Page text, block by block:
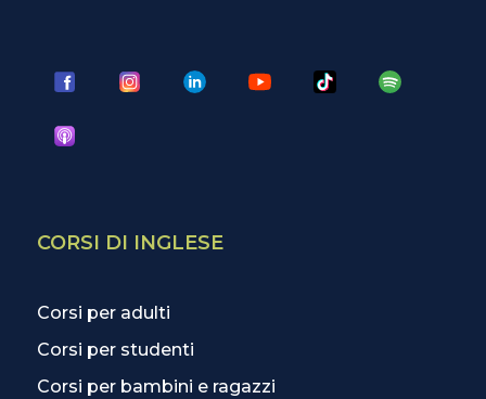
CORSI DI INGLESE
Corsi per adulti
Corsi per studenti
Corsi per bambini e ragazzi